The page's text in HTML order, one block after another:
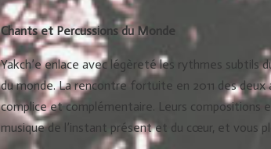
Chants et Percussions du Monde
Yakch’e enlace avec légèreté les rythmes subtils
du monde. La rencontre fortuite en 2011 des
complice et complémentaire. Leurs compositions
musique de l’instant présent et du cœur, et vous